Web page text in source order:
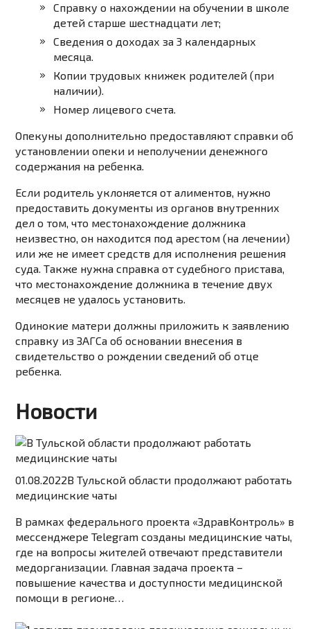
Справку о нахождении на обучении в школе
детей старше шестнадцати лет;
Сведения о доходах за 3 календарных
месяца.
Копии трудовых книжек родителей (при
наличии).
Номер лицевого счета.
Опекуны дополнительно предоставляют справки об
установлении опеки и неполучении денежного
содержания на ребенка.
Если родитель уклоняется от алиментов, нужно
предоставить документы из органов внутренних
дел о том, что местонахождение должника
неизвестно, он находится под арестом (на лечении)
или же не имеет средств для исполнения решения
суда. Также нужна справка от судебного пристава,
что местонахождение должника в течение двух
месяцев не удалось установить.
Одинокие матери должны приложить к заявлению
справку из ЗАГСа об основании внесения в
свидетельство о рождении сведений об отце
ребенка.
Новости
01.08.2022В Тульской области продолжают работать
медицинские чаты
В рамках федерального проекта «ЗдравКонтроль» в
мессенджере Telegram созданы медицинские чаты,
где на вопросы жителей отвечают представители
медорганизации. Главная задача проекта –
повышение качества и доступности медицинской
помощи в регионе…